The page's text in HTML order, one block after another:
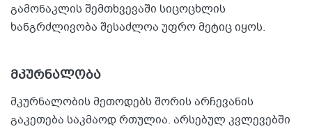
გამონაკლის შემთხვევაში სიცოცხლის
ხანგრძლივობა შესაძლოა უფრო მეტიც იყოს.
მკურნალობა
მკურნალობის მეთოდებს შორის არჩევანის
გაკეთება საკმაოდ რთულია. არსებულ კვლევებში